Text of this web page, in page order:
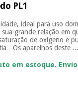
PL1
ideal para uso
grande relação em
de oxigeno e
- Os aparelhos deste ...
em estoque.